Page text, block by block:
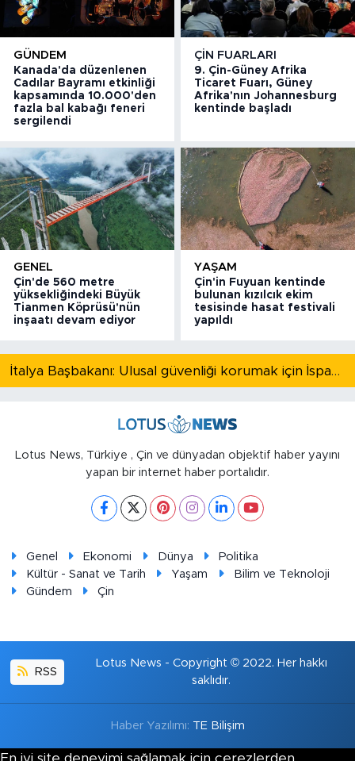
GÜNDEM
Kanada'da düzenlenen
Cadılar Bayramı etkinliği
kapsamında 10.000'den
fazla bal kabağı feneri
sergilendi
ÇIN FUARLARI
9. Çin-Güney Afrika
Ticaret Fuarı, Güney
Afrika'nın Johannesburg
kentinde başladı
GENEL
Çin'de 560 metre
yüksekliğindeki Büyük
Tianmen Köprüsü'nün
inşaatı devam ediyor
YAŞAM
Çin'in Fuyuan kentinde
bulunan kızılcık ekim
tesisinde hasat festivali
yapıldı
İtalya Başbakanı: Ulusal güvenliği korumak için İspanya ile Schengen kapsamındaki serbest dolaşımı askıya alıyoruz
Lotus News, Türkiye , Çin ve dünyadan objektif haber yayını
yapan bir internet haber portalıdır.
Genel Ekonomi Dünya
Politika
Kültür - Sanat ve Tarih
Yaşam
Bilim ve Teknoloji
Gündem
Çin
RSS
Lotus News - Copyright © 2022. Her hakkı
saklıdır.
Haber Yazılımı: TE Bilişim
En iyi site deneyimi sağlamak için çerezlerden